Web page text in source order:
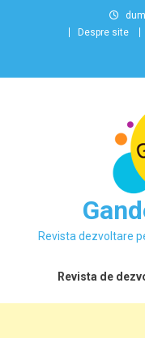
Despre site
Revista dezvoltare
Revista de